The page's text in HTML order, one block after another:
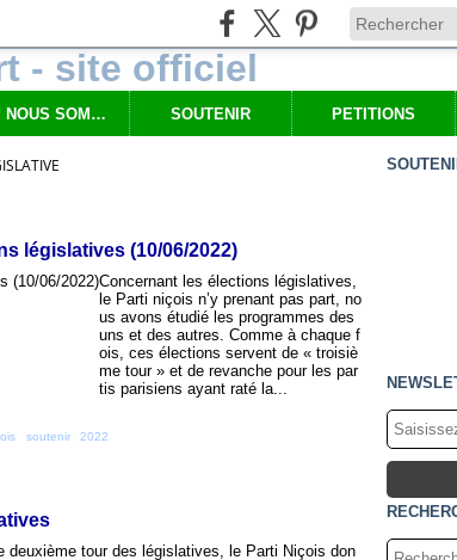
QUI NOUS SOMMES SOUTENIR PETITIONS
législatives (10/06/2022)
Concernant les élections législatives,
le Parti niçois n’y prenant pas part, no
us avons étudié les programmes des
uns et des autres. Comme à chaque f
ois, ces élections servent de « troisiè
me tour » et de revanche pour les par
tis parisiens ayant raté la...
soutenir, 2022
deuxième tour des législatives, le Parti Niçois don